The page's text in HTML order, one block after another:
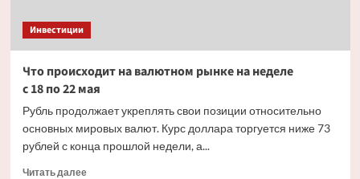
Инвестиции
Что происходит на валютном рынке на неделе
с 18 по 22 мая
Рубль продолжает укреплять свои позиции относительно
основных мировых валют. Курс доллара торгуется ниже 73
рублей с конца прошлой недели, а...
Читать далееПрочитать